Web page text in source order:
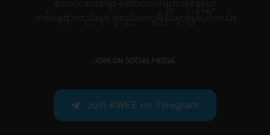
JOIN ON SOCIAL MEDIA
Join KWEE on Telegram